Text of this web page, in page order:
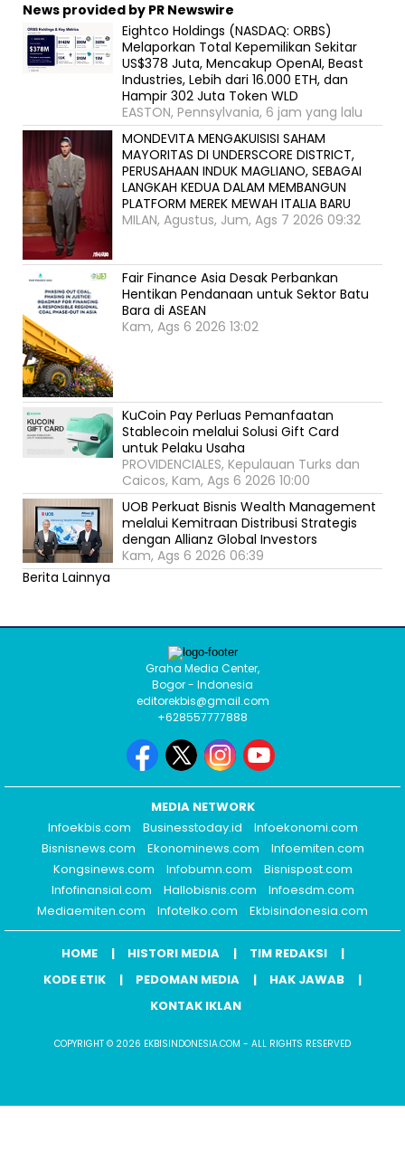
News provided by PR Newswire
Eightco Holdings (NASDAQ: ORBS)
Melaporkan Total Kepemilikan Sekitar
US$378 Juta, Mencakup OpenAI, Beast
Industries, Lebih dari 16.000 ETH, dan
Hampir 302 Juta Token WLD
EASTON, Pennsylvania, 6 jam yang lalu
MONDEVITA MENGAKUISISI SAHAM
MAYORITAS DI UNDERSCORE DISTRICT,
PERUSAHAAN INDUK MAGLIANO, SEBAGAI
LANGKAH KEDUA DALAM MEMBANGUN
PLATFORM MEREK MEWAH ITALIA BARU
MILAN, Agustus, Jum, Ags 7 2026 09:32
Fair Finance Asia Desak Perbankan
Hentikan Pendanaan untuk Sektor Batu
Bara di ASEAN
Kam, Ags 6 2026 13:02
KuCoin Pay Perluas Pemanfaatan
Stablecoin melalui Solusi Gift Card
untuk Pelaku Usaha
PROVIDENCIALES, Kepulauan Turks dan
Caicos, Kam, Ags 6 2026 10:00
UOB Perkuat Bisnis Wealth Management
melalui Kemitraan Distribusi Strategis
dengan Allianz Global Investors
Kam, Ags 6 2026 06:39
Berita Lainnya
Graha Media Center,
Bogor - Indonesia
editorekbis@gmail.com
+628557777888
MEDIA NETWORK
Infoekbis.com
Businesstoday.id
Infoekonomi.com
Bisnisnews.com
Ekonominews.com
Infoemiten.com
Kongsinews.com
Infobumn.com
Bisnispost.com
Infofinansial.com
Hallobisnis.com
Infoesdm.com
Mediaemiten.com
Infotelko.com Ekbisindonesia.com
HOME HISTORI MEDIA
TIM REDAKSI
KODE ETIK
PEDOMAN MEDIA
HAK JAWAB
KONTAK IKLAN
COPYRIGHT © 2026 EKBISINDONESIA.COM - ALL RIGHTS RESERVED